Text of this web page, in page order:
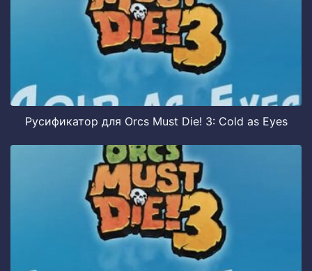
Русификатор для Orcs Must Die! 3: Cold as Eyes